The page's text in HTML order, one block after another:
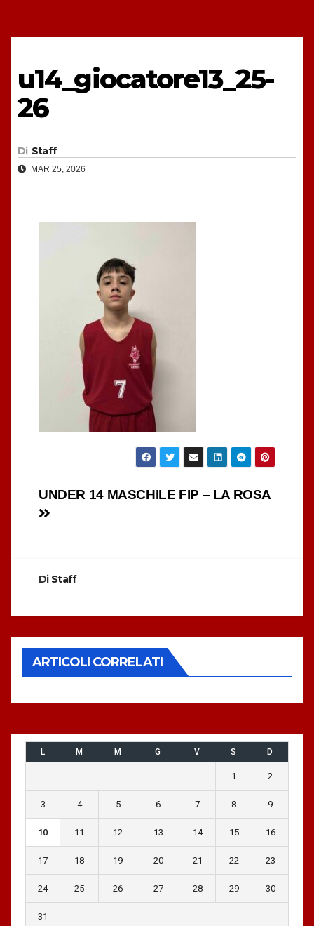
u14_giocatore13_25-
26
Di Staff
MAR 25, 2026
Navigazione
UNDER 14 MASCHILE FIP – LA ROSA
Di Staff
ARTICOLI CORRELATI
L M M G V S D
1 2
3 4 5 6 7 8 9
10 11 12 13 14 15 16
17 18 19 20 21 22 23
24 25 26 27 28 29 30
31